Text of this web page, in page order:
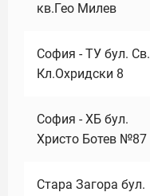
кв.Гео Милев
София - ТУ бул. Св.
Кл.Охридски 8
София - ХБ бул.
Христо Ботев №87
Стара Загора бул.